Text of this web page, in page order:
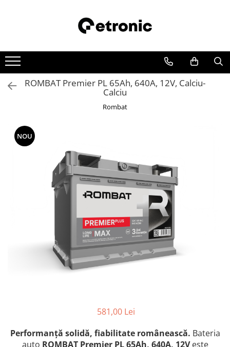
ROMBAT Premier PL 65Ah, 640A, 12V, Calciu-
Calciu
Rombat
NOU
581,00 Lei
Performanță solidă, fiabilitate românească. Bateria
auto ROMBAT Premier PL 65Ah, 640A, 12Veste